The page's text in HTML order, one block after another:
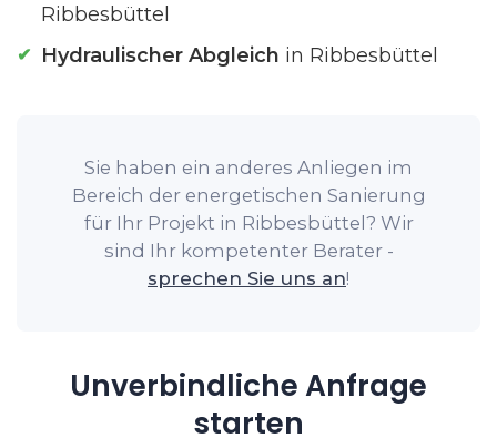
Ribbesbüttel
Hydraulischer Abgleich in Ribbesbüttel
Sie haben ein anderes Anliegen im
Bereich der energetischen Sanierung
für Ihr Projekt in Ribbesbüttel? Wir
sind Ihr kompetenter Berater -
sprechen Sie uns an!
Unverbindliche Anfrage
starten